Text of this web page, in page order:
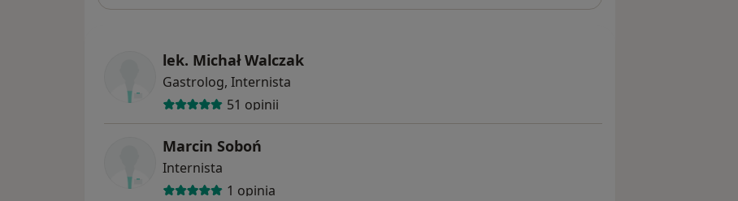
lek. Michał Walczak
Gastrolog, Internista
51 opinii
Marcin Soboń
Internista
1 opinia